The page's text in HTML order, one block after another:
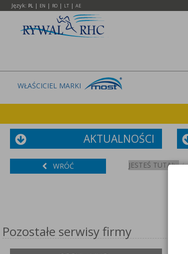
Język: PL | EN | RO | LT | AE
WŁAŚCICIEL MARKI
AKTUALNOŚCI
WRÓĆ JESTEŚ TUTAJ:
Pozostałe serwisy firmy